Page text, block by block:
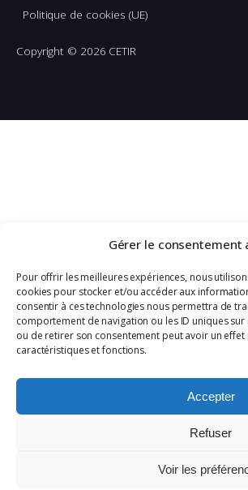
Gérer le consentement
Pour offrir les meilleures expériences, nous
cookies pour stocker et/ou accéder aux
consentir à ces technologies nous permettra de
comportement de navigation ou les ID uniques
ou de retirer son consentement peut avoir un effet
caractéristiques et fonctions.
Accepter
Refuser
Voir les
Politique de cookies (UE)
Copyright © 2026 CETIR